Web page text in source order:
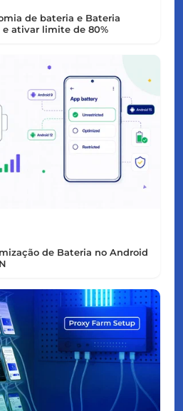
de bateria e Bateria
ativar limite de 80%
de Bateria no Android